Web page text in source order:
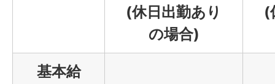
11:15
車内でゆっくりお
(休日出勤あり
の場合)
(
基本給